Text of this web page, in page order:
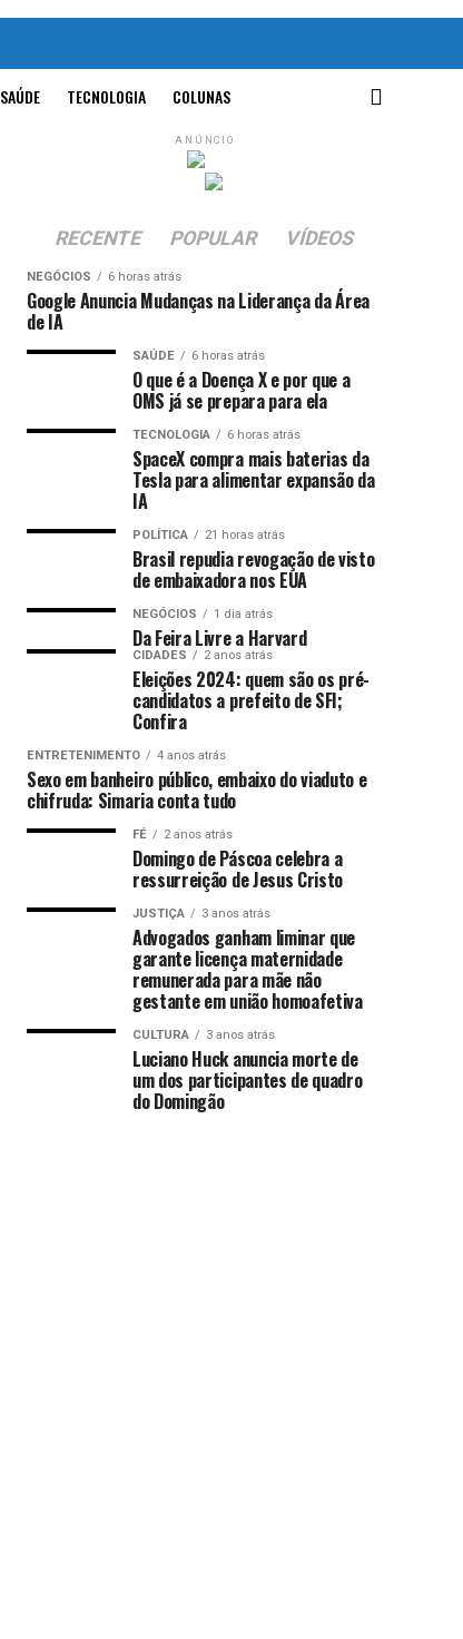
SAÚDE TECNOLOGIA COLUNAS
ANÚNCIO
RECENTE POPULAR VÍDEOS
NEGÓCIOS 6 horas atrás
Google Anuncia Mudanças na Liderança da Área
de IA
SAÚDE 6 horas atrás
O que é a Doença X e por que a
OMS já se prepara para ela
TECNOLOGIA 6 horas atrás
SpaceX compra mais baterias da
Tesla para alimentar expansão da
IA
POLÍTICA 21 horas atrás
Brasil repudia revogação de visto
de embaixadora nos EUA
NEGÓCIOS 1 dia atrás
Da Feira Livre a Harvard
CIDADES 2 anos atrás
Eleições 2024: quem são os pré-
candidatos a prefeito de SFI;
Confira
ENTRETENIMENTO 4 anos atrás
Sexo em banheiro público, embaixo do viaduto e
chifruda: Simaria conta tudo
FÉ 2 anos atrás
Domingo de Páscoa celebra a
ressurreição de Jesus Cristo
JUSTIÇA 3 anos atrás
Advogados ganham liminar que
garante licença maternidade
remunerada para mãe não
gestante em união homoafetiva
CULTURA 3 anos atrás
Luciano Huck anuncia morte de
um dos participantes de quadro
do Domingão